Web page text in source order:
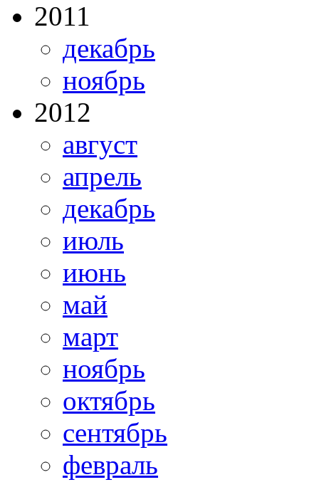
2011
декабрь
ноябрь
2012
август
апрель
декабрь
июль
июнь
май
март
ноябрь
октябрь
сентябрь
февраль